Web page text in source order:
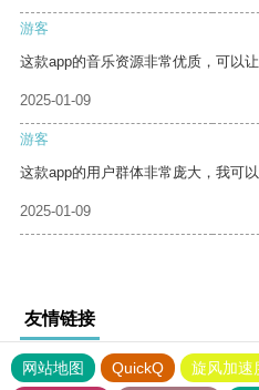
游客
这款app的音乐资源非常优质，可以
2025-01-09
游客
这款app的用户群体非常庞大，我可
2025-01-09
友情链接
网站地图 QuickQ 旋风加速